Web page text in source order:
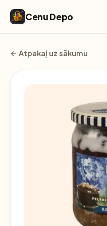
Cenu Depo
← Atpakaļ uz sākumu